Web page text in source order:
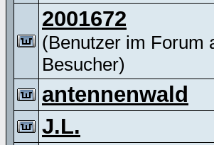
2001672
(Benutzer im Forum
Besucher)
antennenwald
J.L.